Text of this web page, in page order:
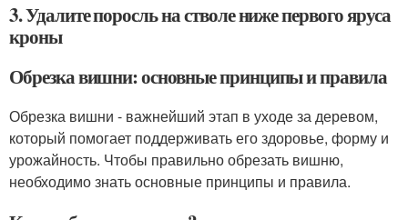
3. Удалите поросль на стволе ниже первого яруса
кроны
Обрезка вишни: основные принципы и правила
Обрезка вишни - важнейший этап в уходе за деревом,
который помогает поддерживать его здоровье, форму и
урожайность. Чтобы правильно обрезать вишню,
необходимо знать основные принципы и правила.